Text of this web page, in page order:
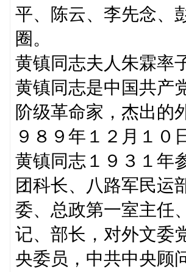
平、陈云、李先念、
圈。
黄镇同志夫人朱霖率
黄镇同志是中国共产
阶级革命家，杰出的
９８９年１２月１０
黄镇同志１９３１年
团科长、八路军民运
委、总政第一室主任
记、部长，对外文委
央委员，中共中央顾